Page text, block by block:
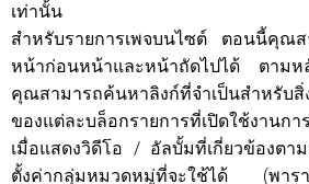
เท่านั้น
สำหรับรายการเพจบนไซต์ ตอนนี้คุณ
หน้าก่อนหน้าและหน้าถัดไปได้ ตาม
คุณสามารถค้นหาลิงก์ที่จำเป็นสำหรั
ของแต่ละบล็อกรายการที่เปิดใช้งานกา
เมื่อแสดงวิดีโอ / อัลบั้มที่เกี่ยวข้องต
ตั้งค่ากลุ่มหมวดหมู่ที่จะใช้ได้ (พาร